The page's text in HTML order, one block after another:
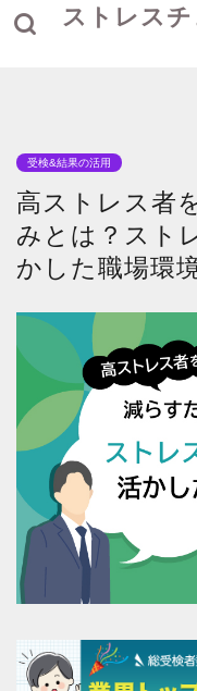
ストレス
受検&結果の活用
高ストレス者
みとは？スト
かした職場環